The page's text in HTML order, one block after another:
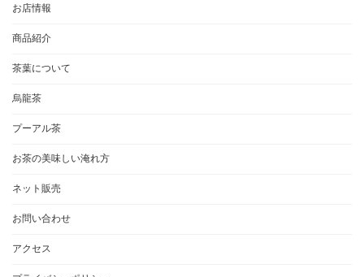
お店情報
商品紹介
茶葉について
烏龍茶
プーアル茶
お茶の美味しい淹れ方
ネット販売
お問い合わせ
アクセス